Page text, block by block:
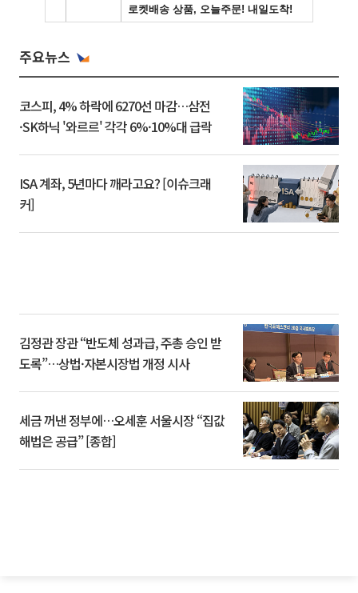
주요뉴스
코스피, 4% 하락에 6270선 마감…삼전
·SK하닉 '와르르' 각각 6%·10%대 급락
ISA 계좌, 5년마다 깨라고요? [이슈크래
커]
김정관 장관 “반도체 성과급, 주총 승인 받
도록”…상법·자본시장법 개정 시사
세금 꺼낸 정부에…오세훈 서울시장 “집값
해법은 공급” [종합]